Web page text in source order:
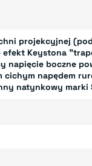
projekcyjnej
Keystona
napięcie boczne
cichym napędem
natynkowy marki